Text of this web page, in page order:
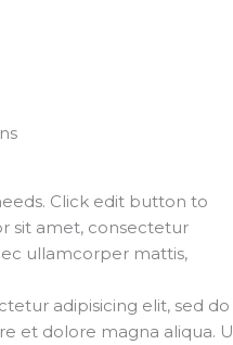
Click edit button to
sit amet, consectetur
ullamcorper mattis,
adipisicing elit, sed do
et dolore magna aliqua.